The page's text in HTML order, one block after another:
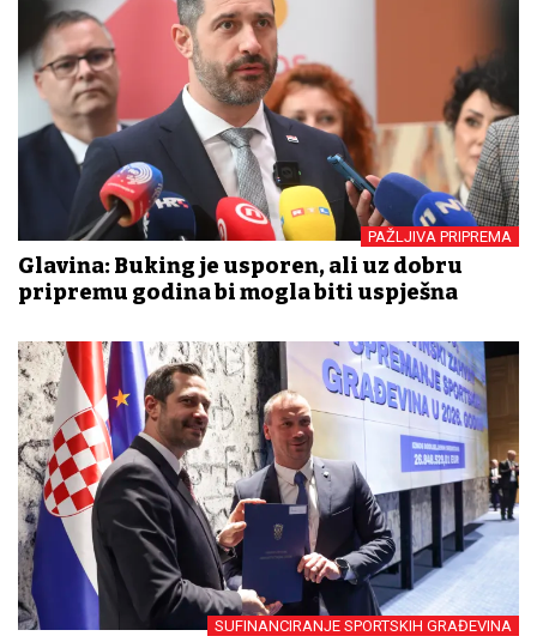
PAŽLJIVA PRIPREMA
Glavina: Buking je usporen, ali uz dobru
pripremu godina bi mogla biti uspješna
SUFINANCIRANJE SPORTSKIH GRAĐEVINA